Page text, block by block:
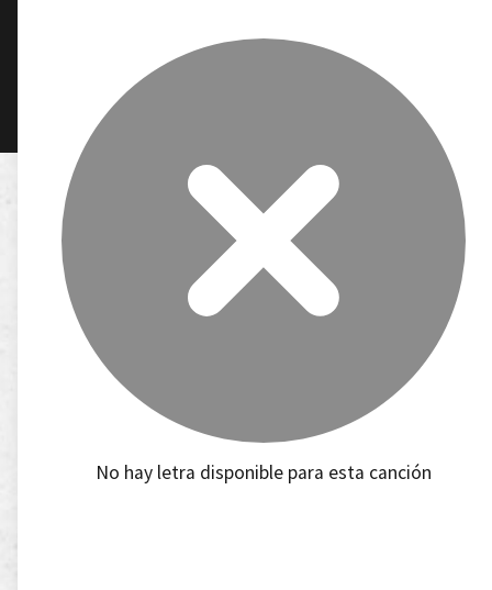
No hay letra disponible para esta canción